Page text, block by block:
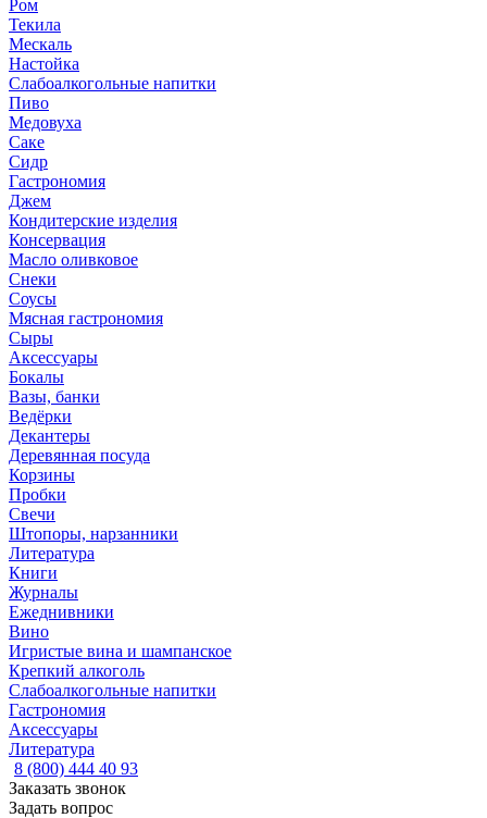
Ром
Текила
Мескаль
Настойка
Слабоалкогольные напитки
Пиво
Медовуха
Саке
Сидр
Гастрономия
Джем
Кондитерские изделия
Консервация
Масло оливковое
Снеки
Соусы
Мясная гастрономия
Сыры
Аксессуары
Бокалы
Вазы, банки
Ведёрки
Декантеры
Деревянная посуда
Корзины
Пробки
Свечи
Штопоры, нарзанники
Литература
Книги
Журналы
Ежеднивники
Вино
Игристые вина и шампанское
Крепкий алкоголь
Слабоалкогольные напитки
Гастрономия
Аксессуары
Литература
8 (800) 444 40 93
Заказать звонок
Задать вопрос